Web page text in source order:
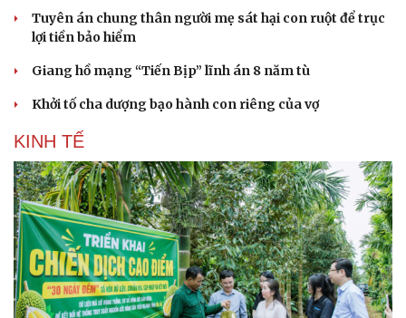
Tuyên án chung thân người mẹ sát hại con ruột để trục
lợi tiền bảo hiểm
Giang hồ mạng “Tiến Bịp” lĩnh án 8 năm tù
Khởi tố cha dượng bạo hành con riêng của vợ
KINH TẾ